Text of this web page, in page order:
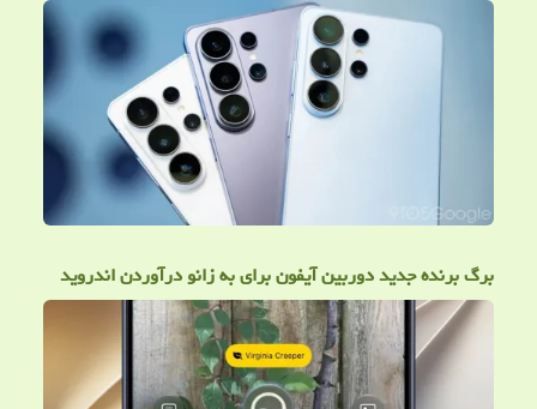
برگ برنده جدید دوربین آیفون برای به زانو درآوردن اندروید